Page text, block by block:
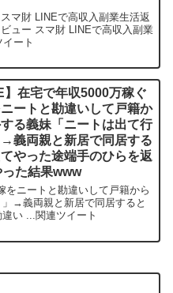
マ財 LINEで高収入副業生活返
ュー スマ財 LINEで高収入副業
ート
】在宅で年収5000万稼ぐ
ートと勘違いして戸籍か
る義妹「ニートは出て行
義両親と新居で同居する
やった途端手のひらを返
た結果www
をニートと勘違いして戸籍から
→義両親と新居で同居すると
い ...関連ツイート